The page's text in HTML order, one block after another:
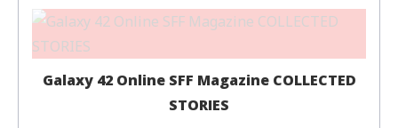
Galaxy 42 Online SFF Magazine COLLECTED
STORIES